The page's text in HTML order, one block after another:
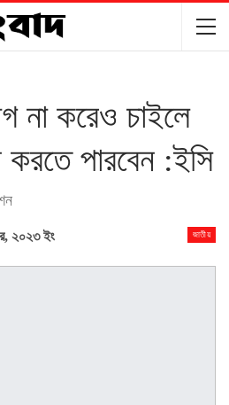
না করেও চাইলে
করতে পারবেন :ইসি
জাতীয়
২০২৩ ইং